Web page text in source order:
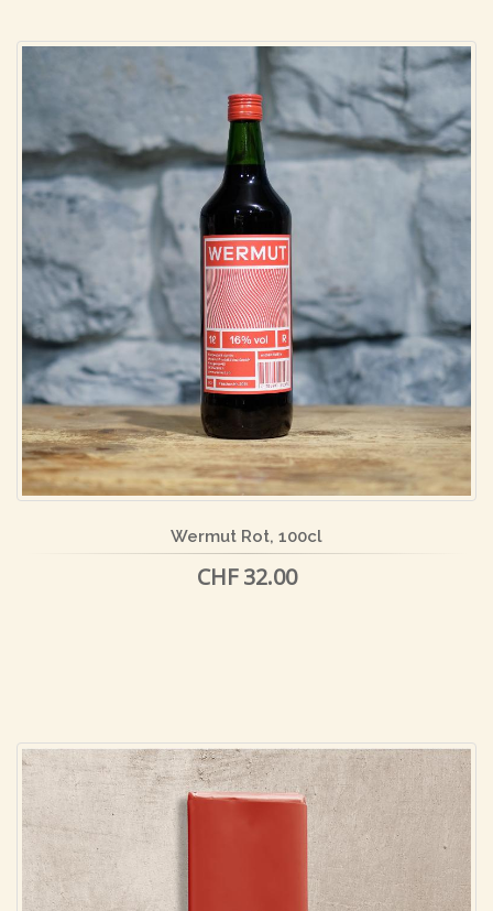
Wermut Rot, 100cl
CHF 32.00